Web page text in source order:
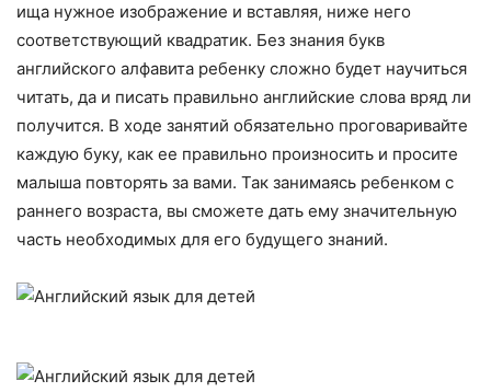
ища нужное изображение и вставляя, ниже него
соответствующий квадратик. Без знания букв
английского алфавита ребенку сложно будет научиться
читать, да и писать правильно английские слова вряд ли
получится. В ходе занятий обязательно проговаривайте
каждую буку, как ее правильно произносить и просите
малыша повторять за вами. Так занимаясь ребенком с
раннего возраста, вы сможете дать ему значительную
часть необходимых для его будущего знаний.